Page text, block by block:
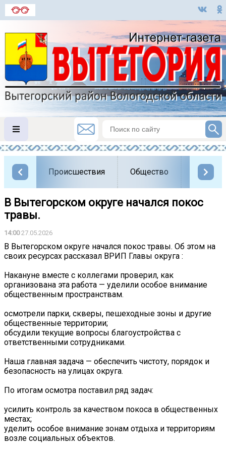
Происшествия Общество Власть
В Вытегорском округе начался покос
травы.
14:0027.05.2026
В Вытегорском округе начался покос травы. Об этом на
своих ресурсах рассказал ВРИП Главы округа :
Накануне вместе с коллегами проверил, как
организована эта работа — уделили особое внимание
общественным пространствам.
осмотрели парки, скверы, пешеходные зоны и другие
общественные территории;
обсудили текущие вопросы благоустройства с
ответственными сотрудниками.
Наша главная задача — обеспечить чистоту, порядок и
безопасность на улицах округа.
По итогам осмотра поставил ряд задач:
усилить контроль за качеством покоса в общественных
местах;
уделить особое внимание зонам отдыха и территориям
возле социальных объектов.